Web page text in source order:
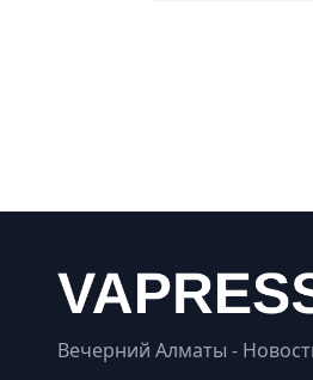
Вечерний Алматы -